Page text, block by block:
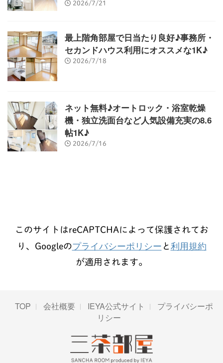
2026/7/21
最上階角部屋で日当たり良好♪事務所・
セカンドハウス利用にオススメな1K♪
2026/7/18
ネット無料♪オートロック・浴室乾燥
機・独立洗面台など人気設備充実の8.6
帖1K♪
2026/7/16
このサイトはreCAPTCHAによって保護されてお
り、Googleのプライバシーポリシー と 利用規約
が適用されます。
TOP 会社概要 IEYA公式サイト
プライバシーポ
リシー